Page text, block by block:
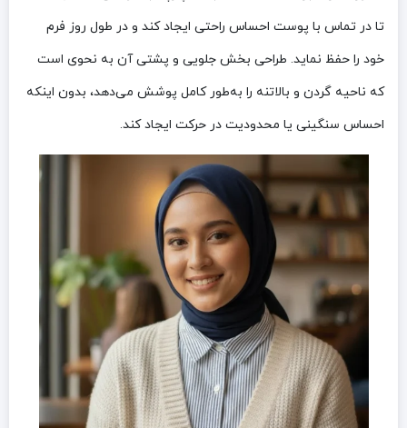
تا در تماس با پوست احساس راحتی ایجاد کند و در طول روز فرم
خود را حفظ نماید. طراحی بخش جلویی و پشتی آن به نحوی است
که ناحیه گردن و بالاتنه را به‌طور کامل پوشش می‌دهد، بدون اینکه
احساس سنگینی یا محدودیت در حرکت ایجاد کند.